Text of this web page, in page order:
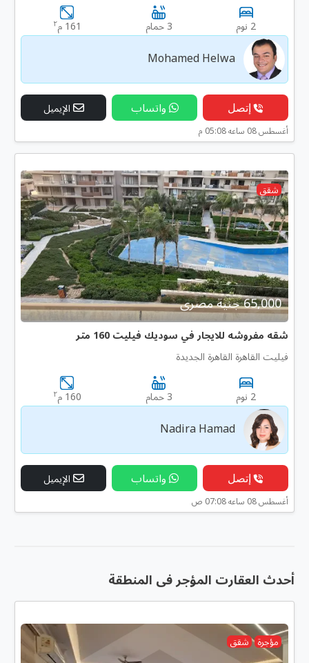
2 نوم 3 حمام 161 م ٢
Mohamed Helwa
إتصل واتساب الإيميل
أغسطس 08 ساعه 05:08 م
شقق
65,000 جنية مصرى
شقه مفروشه للايجار في سوديك فيليت 160 متر
فيليت القاهرة القاهرة الجديدة
2 نوم 3 حمام 160 م ٢
Nadira Hamad
إتصل واتساب الإيميل
أغسطس 08 ساعه 07:08 ص
أحدث العقارت المؤجر فى المنطقة
مؤجرة شقق